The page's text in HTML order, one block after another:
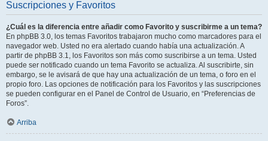
Suscripciones y Favoritos
¿Cuál es la diferencia entre añadir como Favorito y suscribirme a un tema?
En phpBB 3.0, los temas Favoritos trabajaron mucho como marcadores para el
navegador web. Usted no era alertado cuando había una actualización. A
partir de phpBB 3.1, los Favoritos son más como suscribirse a un tema. Usted
puede ser notificado cuando un tema Favorito se actualiza. Al suscribirte, sin
embargo, se le avisará de que hay una actualización de un tema, o foro en el
propio foro. Las opciones de notificación para los Favoritos y las suscripciones
se pueden configurar en el Panel de Control de Usuario, en “Preferencias de
Foros”.
Arriba